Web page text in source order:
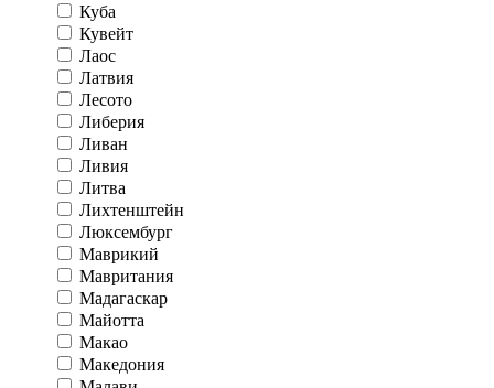
Куба
Кувейт
Лаос
Латвия
Лесото
Либерия
Ливан
Ливия
Литва
Лихтенштейн
Люксембург
Маврикий
Мавритания
Мадагаскар
Майотта
Макао
Македония